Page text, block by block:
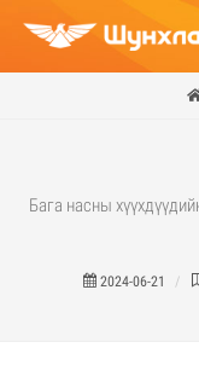
Бага насны
2024-06-21